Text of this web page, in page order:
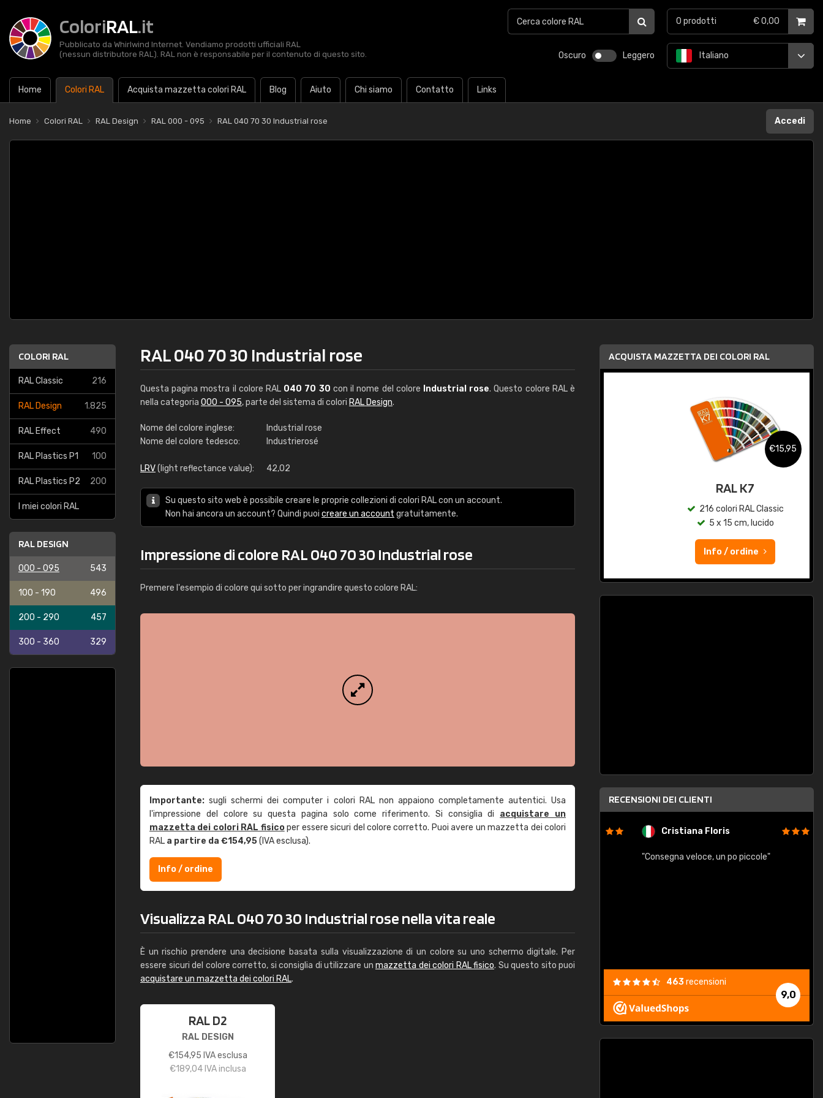
ColoriRAL.it
Pubblicato da Whirlwind Internet. Vendiamo prodotti ufficiali RAL
(nessun distributore RAL). RAL non è responsabile per il contenuto di questo sito.
Oscuro Leggero
Home Colori RAL Acquista mazzetta colori RAL Blog Aiuto Chi siamo Contatto Links
Italiano
0 prodotti € 0,00
Home Colori RAL RAL Design RAL 000 - 095 RAL 040 70 30 Industrial rose Accedi
COLORI RAL
RAL Classic 216
RAL Design 1.825
RAL Effect 490
RAL Plastics P1 100
RAL Plastics P2 200
I miei colori RAL
RAL DESIGN
000 - 095 543
100 - 190 496
200 - 290 457
300 - 360 329
RAL 040 70 30 Industrial rose
Questa pagina mostra il colore RAL 040 70 30 con il nome del colore Industrial rose. Questo colore RAL è
nella categoria 000 - 095, parte del sistema di colori RAL Design.
Nome del colore inglese:
Industrial rose
Nome del colore tedesco:
Industrierosé
LRV(light reflectance value): 42,02
Su questo sito web è possibile creare le proprie collezioni di colori RAL con un account.
Non hai ancora un account? Quindi puoi creare un account gratuitamente.
Impressione di colore RAL 040 70 30 Industrial rose
Premere l'esempio di colore qui sotto per ingrandire questo colore RAL:
Importante: sugli schermi dei computer i colori RAL non appaiono completamente autentici. Usa
l'impressione del colore su questa pagina solo come riferimento. Si consiglia di acquistare un
mazzetta dei colori RAL fisicoper essere sicuri del colore corretto. Puoi avere un mazzetta dei colori
RAL a partire da €154,95(IVA esclusa).
Info / ordine
Visualizza RAL 040 70 30 Industrial rose nella vita reale
È un rischio prendere una decisione basata sulla visualizzazione di un colore su uno schermo digitale. Per
essere sicuri del colore corretto, si consiglia di utilizzare un mazzetta dei colori RAL fisico. Su questo sito puoi
acquistare un mazzetta dei colori RAL.
RAL D2
RAL DESIGN
€154,95 IVA esclusa
€189,04IVA inclusa
ACQUISTA MAZZETTA DEI COLORI RAL
RAL K7 a base d'acqua
Info / ordine
€15,95
RAL K7
216 colori RAL Classic
5 x 15 cm, lucido
Info / ordine
RECENSIONI DEI CLIENTI
Caterina Maifredi Cristiana Floris
"Consegna veloce, un po piccole"
9,0
463recensioni